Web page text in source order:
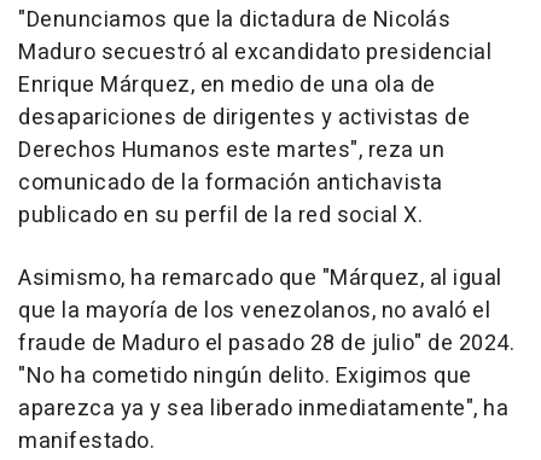
"Denunciamos que la dictadura de Nicolás
Maduro secuestró al excandidato presidencial
Enrique Márquez, en medio de una ola de
desapariciones de dirigentes y activistas de
Derechos Humanos este martes", reza un
comunicado de la formación antichavista
publicado en su perfil de la red social X.
Asimismo, ha remarcado que "Márquez, al igual
que la mayoría de los venezolanos, no avaló el
fraude de Maduro el pasado 28 de julio" de 2024.
"No ha cometido ningún delito. Exigimos que
aparezca ya y sea liberado inmediatamente", ha
manifestado.